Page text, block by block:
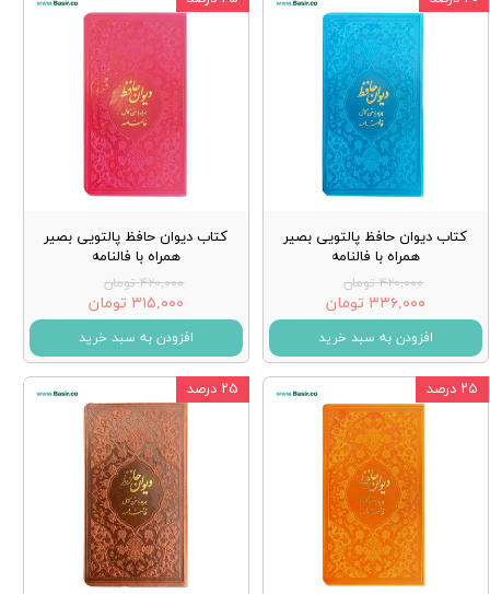
کتاب دیوان حافظ پالتویی بصیر
همراه با فالنامه
۴۲۰,۰۰۰ تومان
۳۳۶,۰۰۰ تومان
افزودن به سبد خرید
کتاب دیوان حافظ پالتویی بصیر
همراه با فالنامه
۴۲۰,۰۰۰ تومان
۳۱۵,۰۰۰ تومان
افزودن به سبد خرید
۲۵ درصد ۲۵ درصد